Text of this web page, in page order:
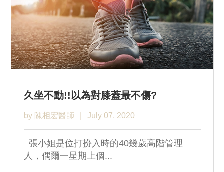
久坐不動!!以為對膝蓋最不傷?
by 陳相宏醫師 July 07, 2020
張小姐是位打扮入時的40幾歲高階管理
人，偶爾一星期上個...